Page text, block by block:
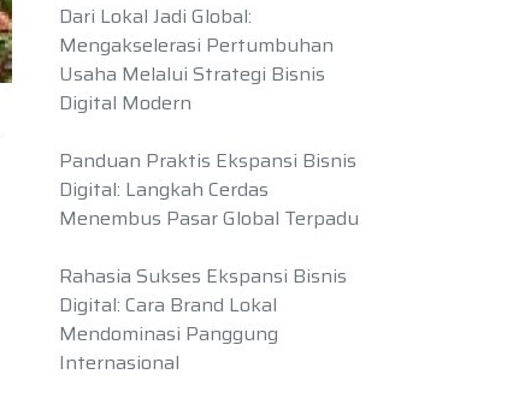
Dari Lokal Jadi Global:
Mengakselerasi Pertumbuhan
Usaha Melalui Strategi Bisnis
Digital Modern
Panduan Praktis Ekspansi Bisnis
Digital: Langkah Cerdas
Menembus Pasar Global Terpadu
Rahasia Sukses Ekspansi Bisnis
Digital: Cara Brand Lokal
Mendominasi Panggung
Internasional